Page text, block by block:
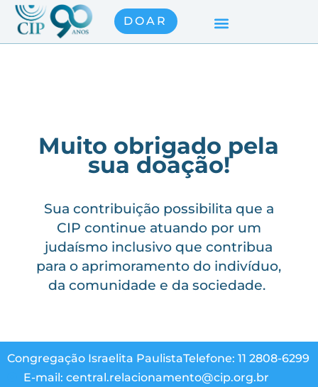
DOAR
Muito obrigado pela
sua doação!
Sua contribuição possibilita que a
CIP continue atuando por um
judaísmo inclusivo que contribua
para o aprimoramento do indivíduo,
da comunidade e da sociedade.
Congregação Israelita PaulistaTelefone: 11 2808-6299
E-mail: central.relacionamento@cip.org.br